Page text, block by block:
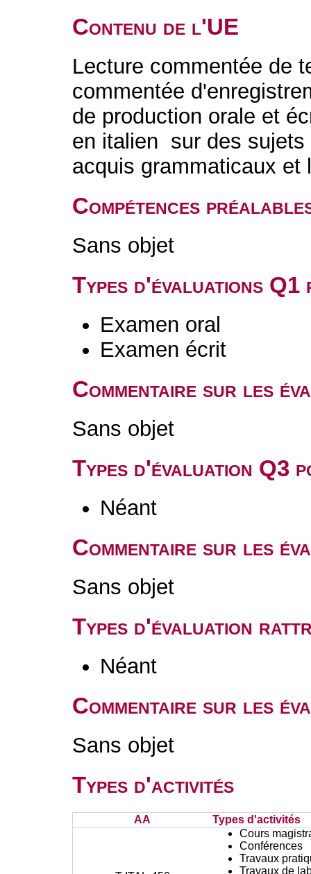
Contenu de l'UE
Lecture commentée de
commentée
de production orale et
en italien sur des
acquis grammaticaux et
Compétences
Sans objet
Types d'évaluations
Examen oral
Examen écrit
Commentaire sur les
Sans objet
Types d'évaluation Q3
Néant
Commentaire sur les
Sans objet
Types d'évaluation
Néant
Commentaire sur les
Sans objet
Types d'activités
AA Types d'activités
Cours
Conférences
Travaux
Travaux de